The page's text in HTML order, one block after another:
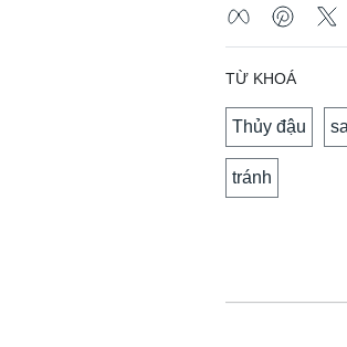
TỪ KHOÁ
Thủy đậu
tránh